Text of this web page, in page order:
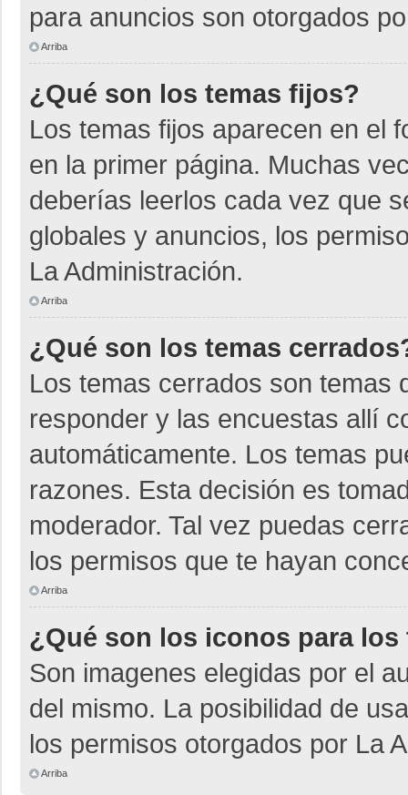
para anuncios son otorgados
Arriba
¿Qué son los temas fijos?
Los temas fijos aparecen en el
en la primer página. Muchas
deberías leerlos cada vez que
globales y anuncios, los
La Administración.
Arriba
¿Qué son los temas
Los temas cerrados son temas
responder y las encuestas allí
automáticamente. Los temas
razones. Esta decisión es
moderador. Tal vez puedas
los permisos que te hayan
Arriba
¿Qué son los iconos para los
Son imagenes elegidas por el
del mismo. La posibilidad de
los permisos otorgados por La
Arriba